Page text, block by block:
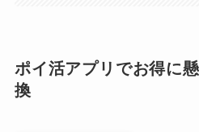
ポイ活アプリでお得に
換